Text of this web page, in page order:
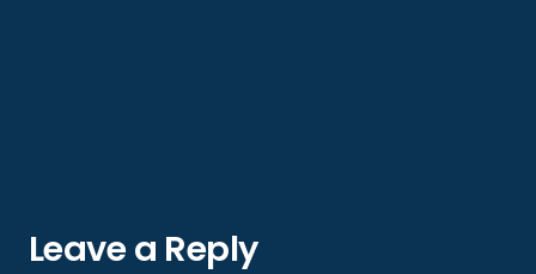
Leave a Reply